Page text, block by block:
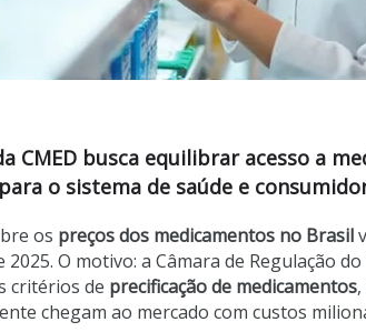
CMED busca equilibrar acesso a
o sistema de saúde e
os preços dos medicamentos no Brasil
O motivo: a Câmara de Regulação
critérios de precificação de medicamentos
chegam ao mercado com custos